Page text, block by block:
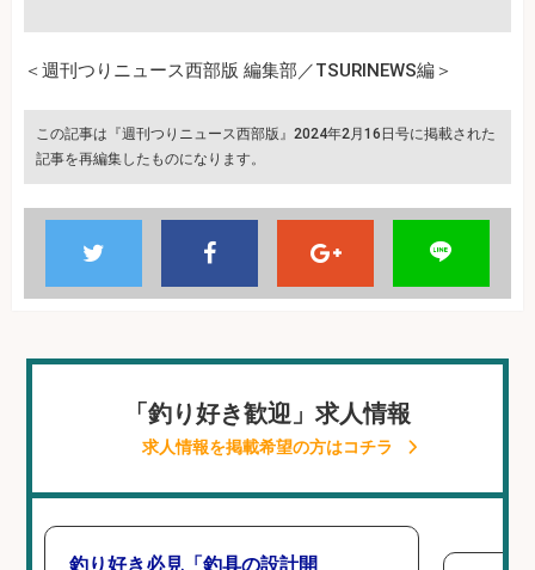
＜週刊つりニュース西部版 編集部／TSURINEWS編＞
この記事は『週刊つりニュース西部版』2024年2月16日号に掲載された
記事を再編集したものになります。
「釣り好き歓迎」求人情報
求人情報を掲載希望の方はコチラ
釣り好き必見「釣具の設計開